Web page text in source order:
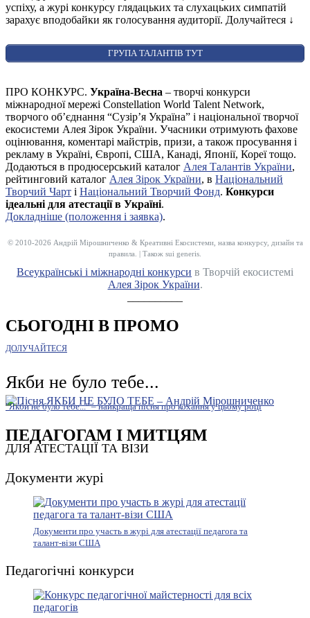
успіху, а журі конкурсу глядацьких та слухацьких симпатій
зарахує вподобайки як голосування аудиторії. Долучайтеся ↓
ГРУПА ТАЛАНТІВ ТУТ
ПРО КОНКУРС. Україна-Весна – творчі конкурси
міжнародної мережі Constellation World Talent Network,
творчого об’єднання “Сузір’я Україна” і національної творчої
екосистеми Алея Зірок України. Учасники отримують фахове
оцінювання, коментарі майстрів, призи, а також просування і
рекламу в Україні, Європі, США, Канаді, Японії, Кореї тощо.
Додаються в продюсерський каталог Алея Талантів України,
рейтинговий каталог Алея Зірок України, в Національний
Творчий Чарт і Національний Творчий Фонд. Конкурси
ідеальні для атестації в Україні.
Докладніше (положення і заявка).
© 2010-2026 Андрій Мірошниченко & Креативні Екосистеми, назва конкурсу, дизайн та
правила. | Також sui generis.
Всеукраїнські і міжнародні конкурси в Творчій екосистемі
Алея Зірок України.
СЬОГОДНІ В ПРОМО
ДОЛУЧАЙТЕСЯ
Якби не було тебе...
"Якби не було тебе..." – найкраща пісня про кохання у цьому році
ПЕДАГОГАМ І МИТЦЯМ
ДЛЯ АТЕСТАЦІЇ ТА ВІЗИ
Документи журі
Документи про участь в журі для атестації педагога та
талант-візи США
Педагогічні конкурси